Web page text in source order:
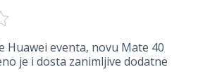
Huawei eventa, novu Mate 40
je i dosta zanimljive dodatne